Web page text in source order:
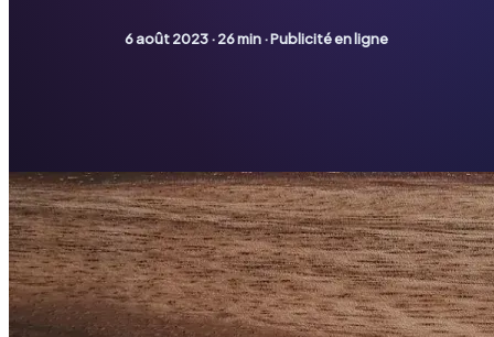
6 août 2023·26 min·Publicité en ligne